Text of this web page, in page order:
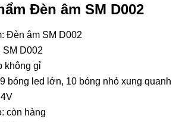
Đèn âm SM D002
Đèn âm SM D002
SM D002
không gỉ
bóng led lớn, 10 bóng nhỏ xung quanh
còn hàng